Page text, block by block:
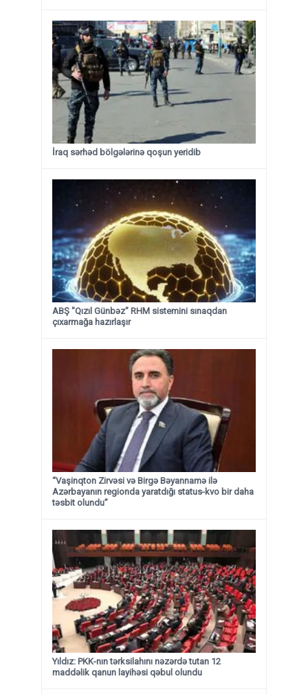
İraq sərhəd bölgələrinə qoşun yeridib
ABŞ "Qızıl Günbəz" RHM sistemini sınaqdan
çıxarmağa hazırlaşır
“Vaşinqton Zirvəsi və Birgə Bəyannamə ilə
Azərbayanın regionda yaratdığı status-kvo bir daha
təsbit olundu”
Yıldız: PKK-nın tərksilahını nəzərdə tutan 12
maddəlik qanun layihəsi qəbul olundu ​​​​​​​